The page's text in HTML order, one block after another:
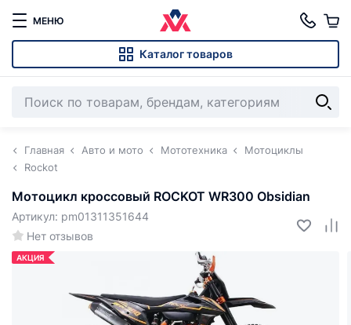
МЕНЮ
Каталог товаров
Главная Авто и мото Мототехника
Мотоциклы
Rockot
Мотоцикл кроссовый ROCKOT WR300 Obsidian
Нет отзывов
Артикул: pm01311351644
АКЦИЯ